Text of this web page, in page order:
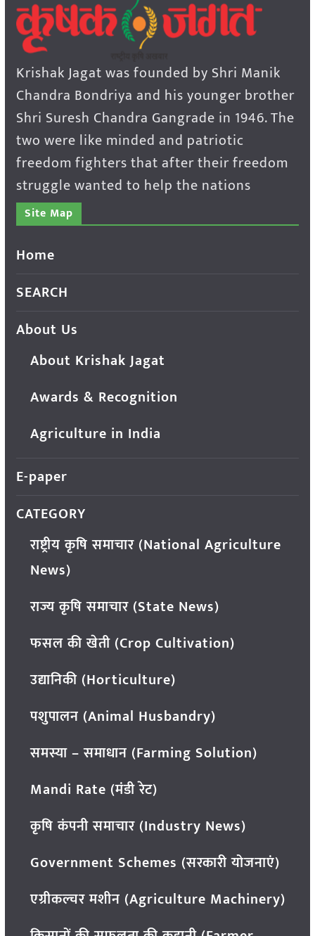
Krishak Jagat was founded by Shri Manik
Chandra Bondriya and his younger brother
Shri Suresh Chandra Gangrade in 1946. The
two were like minded and patriotic
freedom fighters that after their freedom
struggle wanted to help the nations
Site Map
Home
SEARCH
About Us
About Krishak Jagat
Awards & Recognition
Agriculture in India
E-paper
CATEGORY
राष्ट्रीय कृषि समाचार (National Agriculture
News)
राज्य कृषि समाचार (State News)
फसल की खेती (Crop Cultivation)
उद्यानिकी (Horticulture)
पशुपालन (Animal Husbandry)
समस्या – समाधान (Farming Solution)
Mandi Rate (मंडी रेट)
कृषि कंपनी समाचार (Industry News)
Government Schemes (सरकारी योजनाएं)
एग्रीकल्चर मशीन (Agriculture Machinery)